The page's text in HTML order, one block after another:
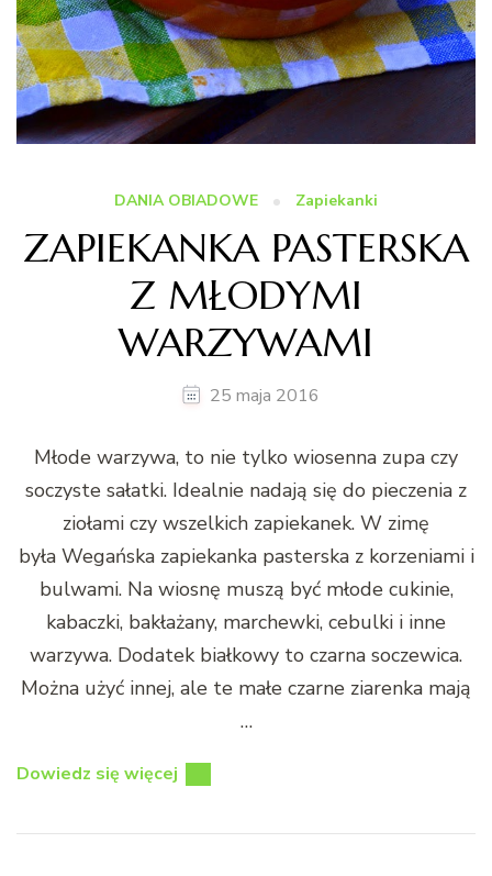
DANIA OBIADOWE Zapiekanki
ZAPIEKANKA PASTERSKA
Z MŁODYMI
WARZYWAMI
25 maja 2016
Młode warzywa, to nie tylko wiosenna zupa czy
soczyste sałatki. Idealnie nadają się do pieczenia z
ziołami czy wszelkich zapiekanek. W zimę
była Wegańska zapiekanka pasterska z korzeniami i
bulwami. Na wiosnę muszą być młode cukinie,
kabaczki, bakłażany, marchewki, cebulki i inne
warzywa. Dodatek białkowy to czarna soczewica.
Można użyć innej, ale te małe czarne ziarenka mają
…
Dowiedz się więcej